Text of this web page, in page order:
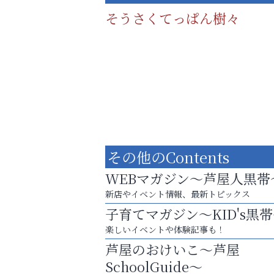
そうさくてっぱん樹々
８周年コースが半額以下の8,000円！
神戸牛ステーキに舌鼓♪
Y-SPIRAL（ワイスパイラル
その他のContents
WEBマガジン～芦屋人黒帯
新店やイベント情報、最新トピックス
子育てマガジン～KID's黒
楽しいイベントや体験記事も！
芦屋のおけいこ～芦屋
SchoolGuide～